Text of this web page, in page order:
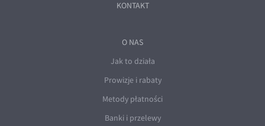
KONTAKT
O NAS
Jak to działa
Prowizje i rabaty
Metody płatności
Banki i przelewy